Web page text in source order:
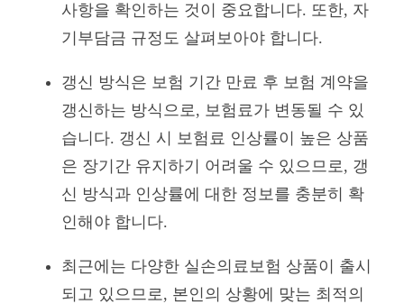
사항을 확인하는 것이 중요합니다. 또한, 자
기부담금 규정도 살펴보아야 합니다.
갱신 방식은 보험 기간 만료 후 보험 계약을
갱신하는 방식으로, 보험료가 변동될 수 있
습니다. 갱신 시 보험료 인상률이 높은 상품
은 장기간 유지하기 어려울 수 있으므로, 갱
신 방식과 인상률에 대한 정보를 충분히 확
인해야 합니다.
최근에는 다양한 실손의료보험 상품이 출시
되고 있으므로, 본인의 상황에 맞는 최적의